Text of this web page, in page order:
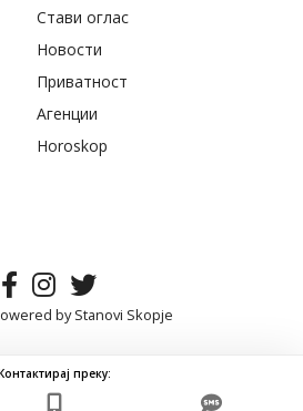
преку:
Стави оглас
Новости
Приватност
Агенции
Horoskop
byStanovi Skopje